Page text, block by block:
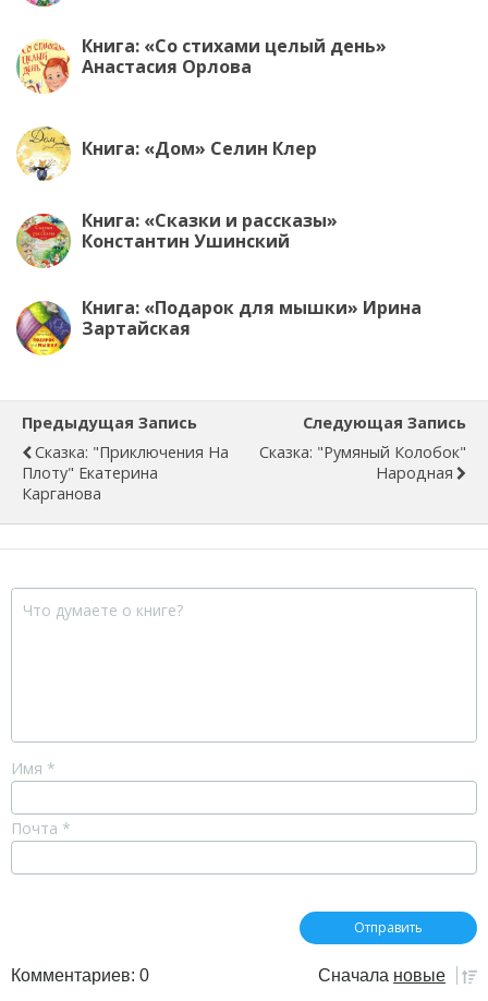
Книга: «Со стихами целый день»
Анастасия Орлова
Книга: «Дом» Селин Клер
Книга: «Сказки и рассказы»
Константин Ушинский
Книга: «Подарок для мышки» Ирина
Зартайская
Предыдущая Запись
Сказка: "Приключения На
Плоту" Екатерина
Карганова
Следующая Запись
Сказка: "Румяный Колобок"
Народная
Имя *
Почта *
Комментариев: 0 Сначала новые